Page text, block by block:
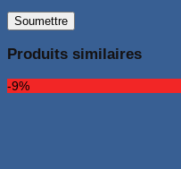
Produits similaires
-9%